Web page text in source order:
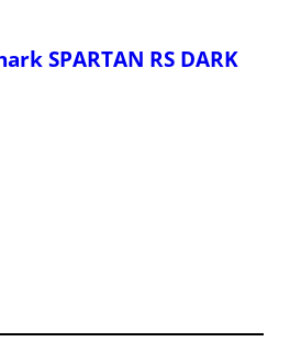
SPARTAN RS DARK